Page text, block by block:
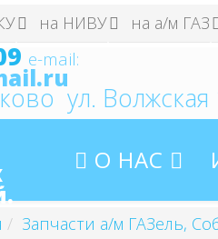
на НИВУ на а/м ГАЗ
e-mail:
ул. Волжская
О НАС
Запчасти а/м ГАЗель,